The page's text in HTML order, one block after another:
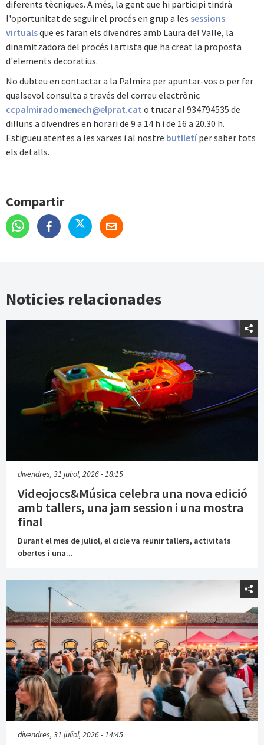
diferents tècniques. A més, la gent que hi participi tindrà
l'oportunitat de seguir el procés en grup a les sessions
virtualsque es faran els divendres amb Laura del Valle, la
dinamitzadora del procés i artista que ha creat la proposta
d'elements decoratius.
No dubteu en contactar a la Palmira per apuntar-vos o per fer
qualsevol consulta a través del correu electrònic
ccpalmiradomenech@elprat.cat o trucar al 934794535 de
dilluns a divendres en horari de 9 a 14 h i de 16 a 20.30 h.
Estigueu atentes a les xarxes i al nostre butlletíper saber tots
els detalls.
Compartir
Noticies relacionades
divendres, 31 juliol, 2026 - 18:15
Videojocs&Música celebra una nova edició
amb tallers, una jam session i una mostra
final
Durant el mes de juliol, el cicle va reunir tallers, activitats
obertes i una...
divendres, 31 juliol, 2026 - 14:45